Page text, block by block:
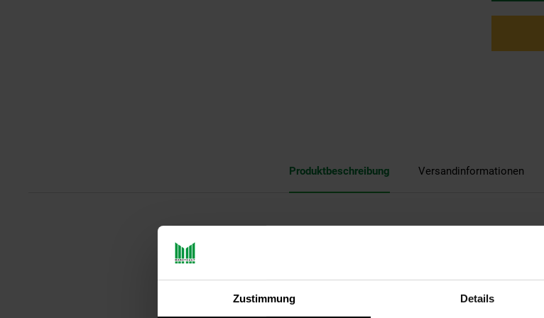
Zustimmung Details
Produktbeschreibung Versandinformationen
Drahtgeflecht feinmaschig - entdecken Sie die vielfältigen Einsatzmöglichkeiten:
Wohlfühlraum für Tiere:
Der Metallzaun für Meerschweinchen, Kaninchen & Co ist die ideale und noch